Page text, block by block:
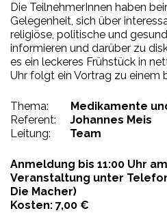
Die TeilnehmerInnen haben
Gelegenheit, sich über
religiöse, politische und
informieren und darüber zu
es ein leckeres Frühstück in
Uhr folgt ein Vortrag zu einem
Thema:
Medikamente
Referent: Johannes Meis
Leitung:
Team
Anmeldung bis 11:00 Uhr
Veranstaltung unter
Die Macher)
Kosten: 7,00 €